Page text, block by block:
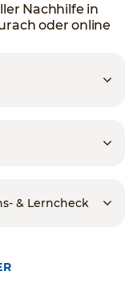
Nachhilfe in
oder online
& Lerncheck